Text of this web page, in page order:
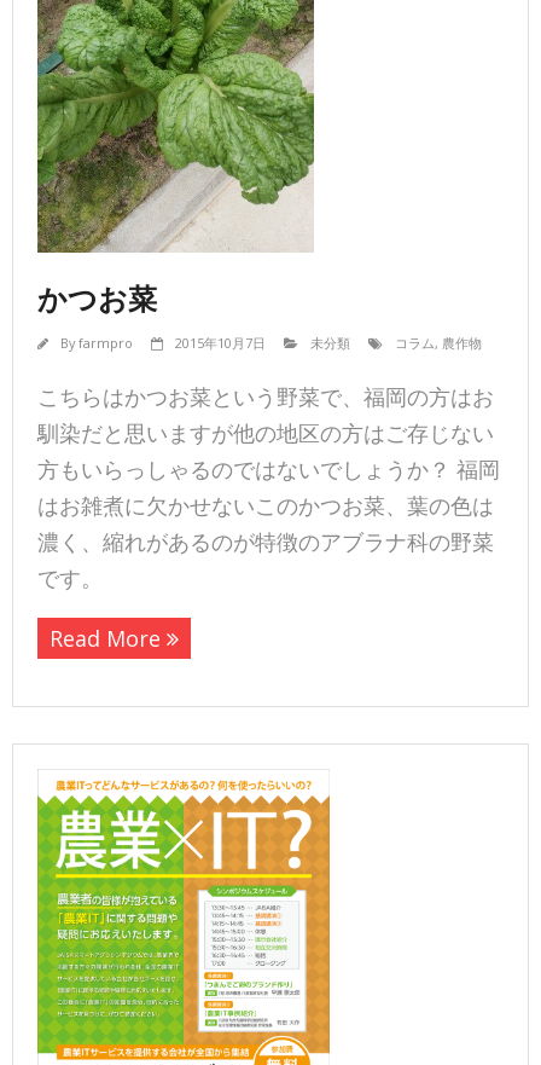
かつお菜
Byfarmpro 2015年10月7日 未分類 コラム, 農作物
こちらはかつお菜という野菜で、福岡の方はお
馴染だと思いますが他の地区の方はご存じない
方もいらっしゃるのではないでしょうか？ 福岡
はお雑煮に欠かせないこのかつお菜、葉の色は
濃く、縮れがあるのが特徴のアブラナ科の野菜
です。
Read More